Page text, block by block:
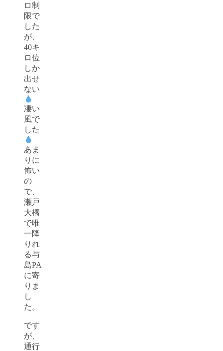
ロ制
限で
した
が、
40キ
ロ位
しか
出せ
ない
凄い
風で
した
あま
りに
怖い
の
で、
瀬戸
大橋
で唯
一降
りれ
る与
島PA
に寄
りま
し
た。
です
が、
通行